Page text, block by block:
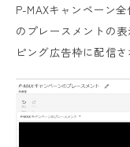
P-MAXキャンペーン
のプレースメントの
ピング広告枠に配信